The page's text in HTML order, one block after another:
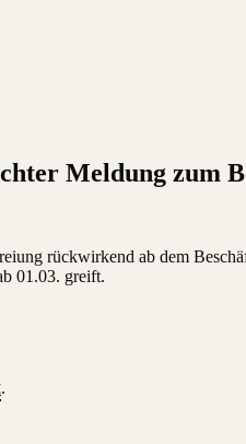
Meldung zum
rückwirkend ab dem
01.03. greift.
.